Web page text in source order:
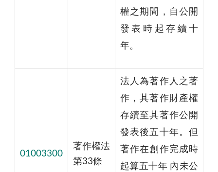
權之期間，自公開
發表時起存續十
年。
01003300
著作權法
第33條
法人為著作人之著
作，其著作財產權
存續至其著作公開
發表後五十年。但
著作在創作完成時
起算五十年 內未公